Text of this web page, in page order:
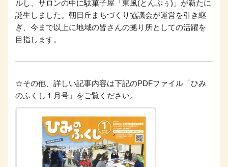
ルし、サロンの中に駄菓子屋「東風(とんぷぅ)」が新たに
誕生しました。朝日丘まちづくり協議会が運営を引き継
ぎ、今まで以上に地域の皆さんの拠り所としての活躍を
目指します。
☆その他、詳しい記事内容は下記のPDFファイル「ひみ
のふくし１月号」をご覧ください。